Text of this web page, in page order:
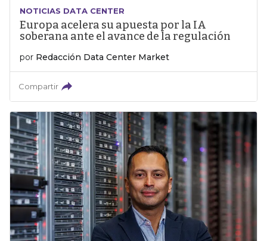
NOTICIAS DATA CENTER
Europa acelera su apuesta por la IA
soberana ante el avance de la regulación
por Redacción Data Center Market
Compartir